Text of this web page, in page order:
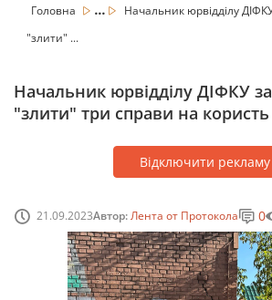
Головна ...
Начальник юрвідділу
"злити" ...
Начальник юрвідділу ДІФКУ
"злити" три справи на користь
Відключити рекламу
21.09.2023Автор:Лента от Протокола 0